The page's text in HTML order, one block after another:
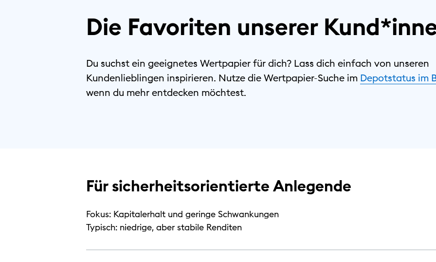
Die Favoriten unserer
Du suchst ein geeignetes Wertpapier für dich? Lass dich einfach von unseren
Kundenlieblingen inspirieren. Nutze die Wertpapier-Suche im Depotstatus im
wenn du mehr entdecken möchtest.
Für sicherheitsorientierte Anlegende
Fokus: Kapitalerhalt und geringe Schwankungen
Typisch: niedrige, aber stabile Renditen